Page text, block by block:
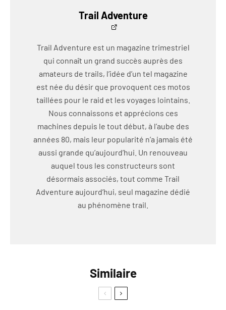
Trail Adventure
Trail Adventure est un magazine trimestriel
qui connaît un grand succès auprès des
amateurs de trails, l’idée d’un tel magazine
est née du désir que provoquent ces motos
taillées pour le raid et les voyages lointains.
Nous connaissons et apprécions ces
machines depuis le tout début, à l’aube des
années 80, mais leur popularité n’a jamais été
aussi grande qu’aujourd’hui. Un renouveau
auquel tous les constructeurs sont
désormais associés, tout comme Trail
Adventure aujourd’hui, seul magazine dédié
au phénomène trail.
Similaire